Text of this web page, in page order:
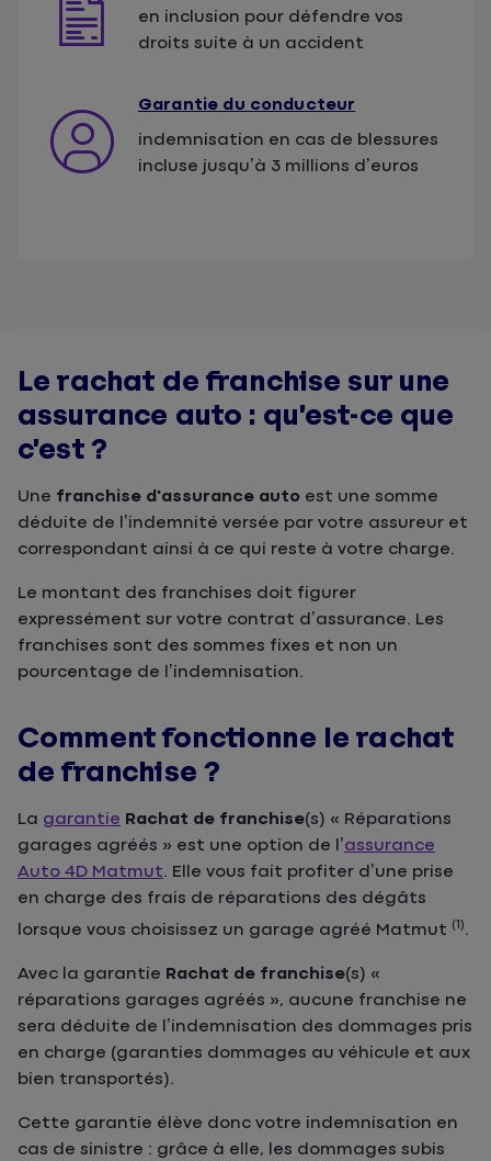
en inclusion pour défendre vos
droits suite à un accident
Garantie du conducteur
indemnisation en cas de blessures
incluse jusqu’à 3 millions d’euros
Le rachat de franchise sur une
assurance auto : qu’est-ce que
c’est ?
Une franchise d'assurance auto est une somme
déduite de l’indemnité versée par votre assureur et
correspondant ainsi à ce qui reste à votre charge.
Le montant des franchises doit figurer
expressément sur votre contrat d’assurance. Les
franchises sont des sommes fixes et non un
pourcentage de l’indemnisation.
Comment fonctionne le rachat
de franchise ?
La garantie Rachat de franchise(s) « Réparations
garages agréés » est une option de l’assurance
Auto 4D Matmut. Elle vous fait profiter d’une prise
en charge des frais de réparations des dégâts
lorsque vous choisissez un garage agréé Matmut (1).
Avec la garantie Rachat de franchise(s) «
réparations garages agréés », aucune franchise ne
sera déduite de l’indemnisation des dommages pris
en charge (garanties dommages au véhicule et aux
bien transportés).
Cette garantie élève donc votre indemnisation en
cas de sinistre : grâce à elle, les dommages subis